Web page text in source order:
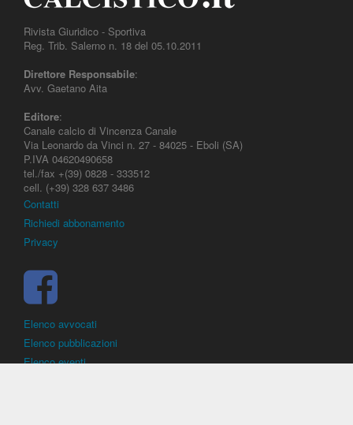
Rivista Giuridico - Sportiva
Reg. Trib. Salerno n. 18 del 05.10.2011
Direttore Responsabile:
Avv. Gaetano Aita
Editore:
Canale calcio di Vincenza Canale
Via Leonardo da Vinci n. 27 - 84025 - Eboli (SA)
P.IVA 04620490658
tel./fax +(39) 0828 - 333512
cell. (+39) 328 637 3486
Contatti
Richiedi abbonamento
Privacy
Elenco avvocati
Elenco pubblicazioni
Elenco eventi